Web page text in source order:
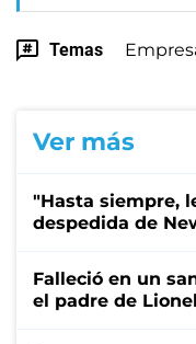
Temas
Ver más
"Hasta siempre,
despedida de
Falleció en un
el padre de